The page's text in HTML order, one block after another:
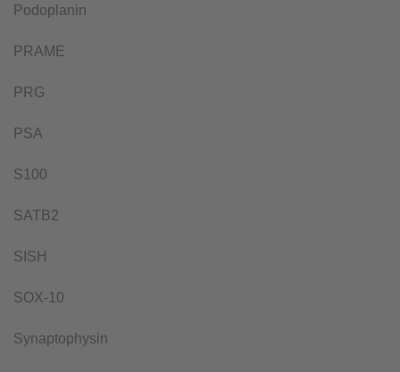
Podoplanin
PRAME
PRG
PSA
S100
SATB2
SISH
SOX-10
Synaptophysin